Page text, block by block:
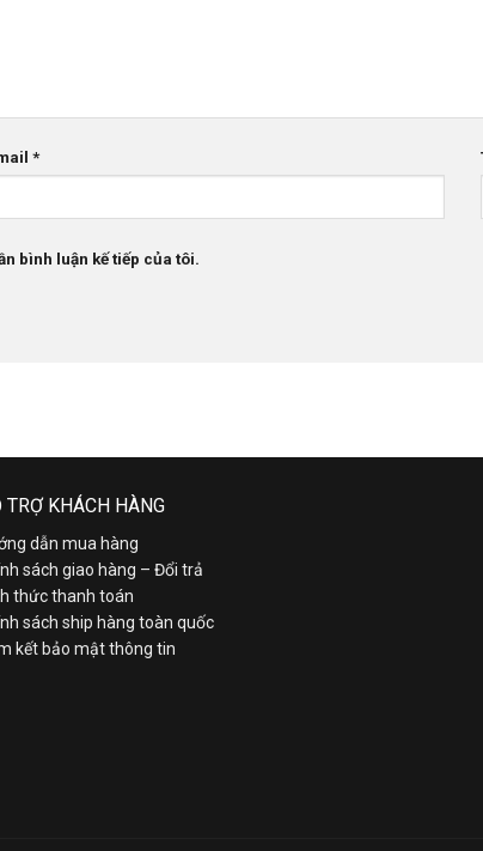
*
bình luận kế tiếp của tôi.
TRỢ KHÁCH HÀNG
dẫn mua hàng
sách giao hàng – Đổi trả
thức thanh toán
sách ship hàng toàn quốc
kết bảo mật thông tin